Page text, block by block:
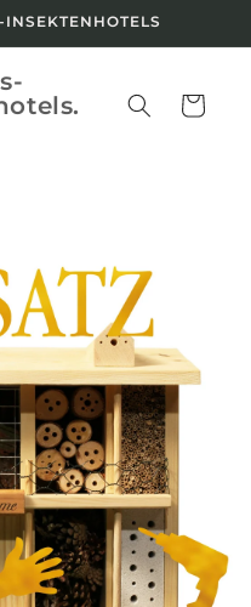
Warenkorb